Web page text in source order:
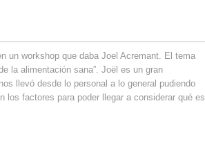
un workshop que daba Joel Acremant. El tema
la alimentación sana”. Joël es un gran
llevó desde lo personal a lo general pudiendo
los factores para poder llegar a considerar qué es